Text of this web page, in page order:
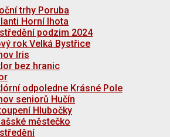
trhy Poruba
Horní lhota
podzim 2024
rok Velká Bystřice
Iris
bez hranic
odpoledne Krásné Pole
seniorů Hučín
Hlubočky
městečko